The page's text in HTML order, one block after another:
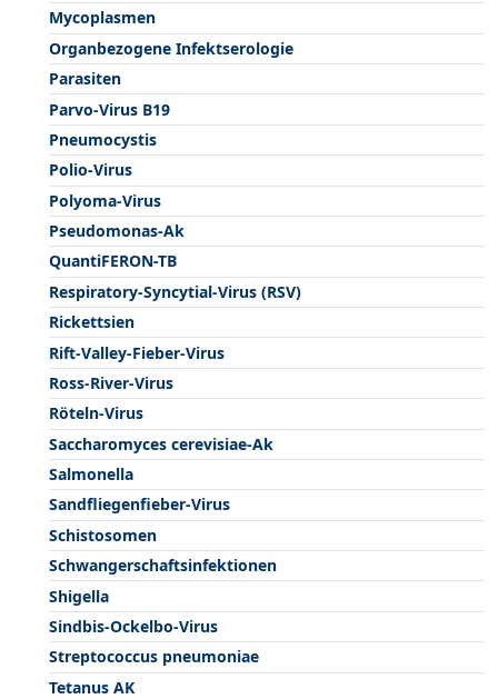
Mycoplasmen
Organbezogene Infektserologie
Parasiten
Parvo-Virus B19
Pneumocystis
Polio-Virus
Polyoma-Virus
Pseudomonas-Ak
QuantiFERON-TB
Respiratory-Syncytial-Virus (RSV)
Rickettsien
Rift-Valley-Fieber-Virus
Ross-River-Virus
Röteln-Virus
Saccharomyces cerevisiae-Ak
Salmonella
Sandfliegenfieber-Virus
Schistosomen
Schwangerschaftsinfektionen
Shigella
Sindbis-Ockelbo-Virus
Streptococcus pneumoniae
Tetanus AK